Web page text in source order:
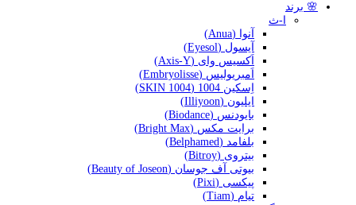
🌸 برند
ا-ث
آنوا (Anua)
آیسول (Eyesol)
اَکسیس وای (Axis-Y)
اَمبریولیس (Embryolisse)
اِسکین 1004 (SKIN 1004)
ایلیون (Illiyoon)
بایودنس (Biodance)
برایت مکس (Bright Max)
بلفامد (Belphamed)
بیتروی (Bitroy)
بیوتی آف جوسان (Beauty of Joseon)
پیکسی (Pixi)
تیام (Tiam)